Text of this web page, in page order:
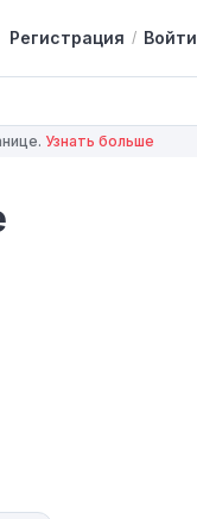
Регистрация / Войти
Узнать больше